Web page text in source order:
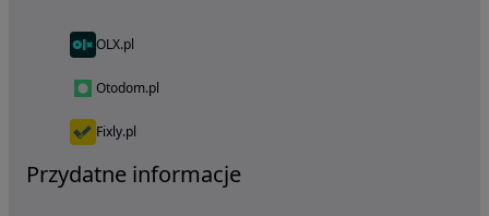
OLX.pl
Otodom.pl
Fixly.pl
Przydatne informacje